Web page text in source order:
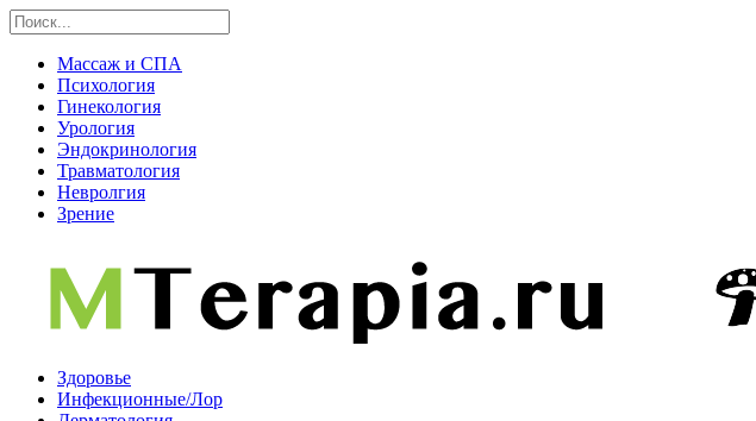
Массаж и СПА
Психология
Гинекология
Урология
Эндокринология
Травматология
Невролгия
Зрение
Здоровье
Инфекционные/Лор